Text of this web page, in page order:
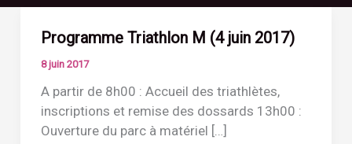
Programme Triathlon M (4 juin 2017)
8 juin 2017
A partir de 8h00 : Accueil des triathlètes,
inscriptions et remise des dossards 13h00 :
Ouverture du parc à matériel […]